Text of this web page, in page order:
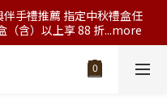
手禮推薦 指定中秋禮盒任
（含）以上享 88 折...more